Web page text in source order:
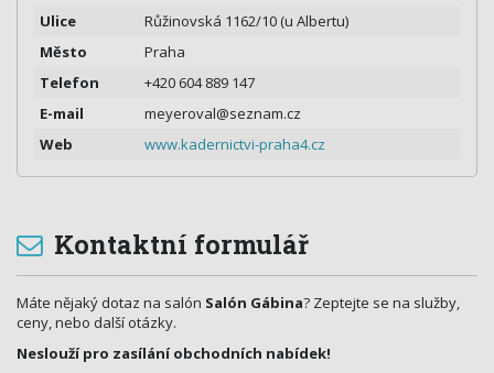
Ulice
Růžinovská 1162/10 (u Albertu)
Město
Praha
Telefon
+420 604 889 147
E-mail
meyeroval@seznam.cz
Web
www.kadernictvi-praha4.cz
Kontaktní formulář
Máte nějaký dotaz na salón Salón Gábina? Zeptejte se na služby,
ceny, nebo další otázky.
Neslouží pro zasílání obchodních nabídek!